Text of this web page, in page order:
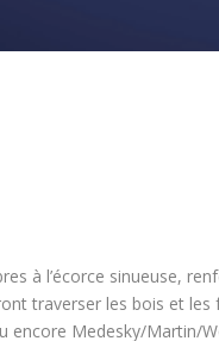
à l’écorce sinueuse,
traverser les bois et les
encore Medesky/Martin/